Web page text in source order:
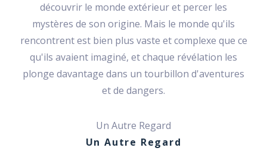
découvrir le monde extérieur et percer les
mystères de son origine. Mais le monde qu'ils
rencontrent est bien plus vaste et complexe que ce
qu'ils avaient imaginé, et chaque révélation les
plonge davantage dans un tourbillon d'aventures
et de dangers.
Un Autre Regard
Un Autre Regard